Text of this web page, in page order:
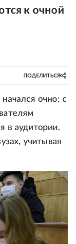
к очной
ПОДЕЛИТЬСЯ
очно: с
в аудитории.
учитывая